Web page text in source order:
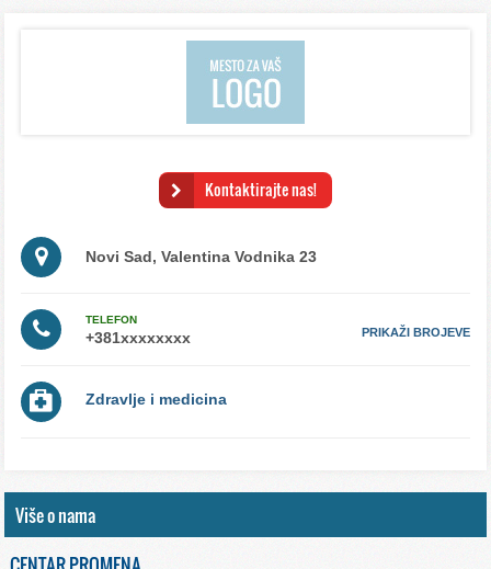
Kontaktirajte nas!
Novi Sad, Valentina Vodnika 23
TELEFON
PRIKAŽI BROJEVE
Zdravlje i medicina
Više o nama